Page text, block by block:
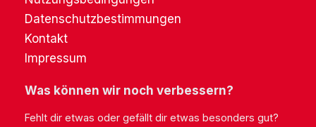
Datenschutzbestimmungen
Kontakt
Impressum
Was können wir noch verbessern?
Fehlt dir etwas oder gefällt dir etwas besonders gut?